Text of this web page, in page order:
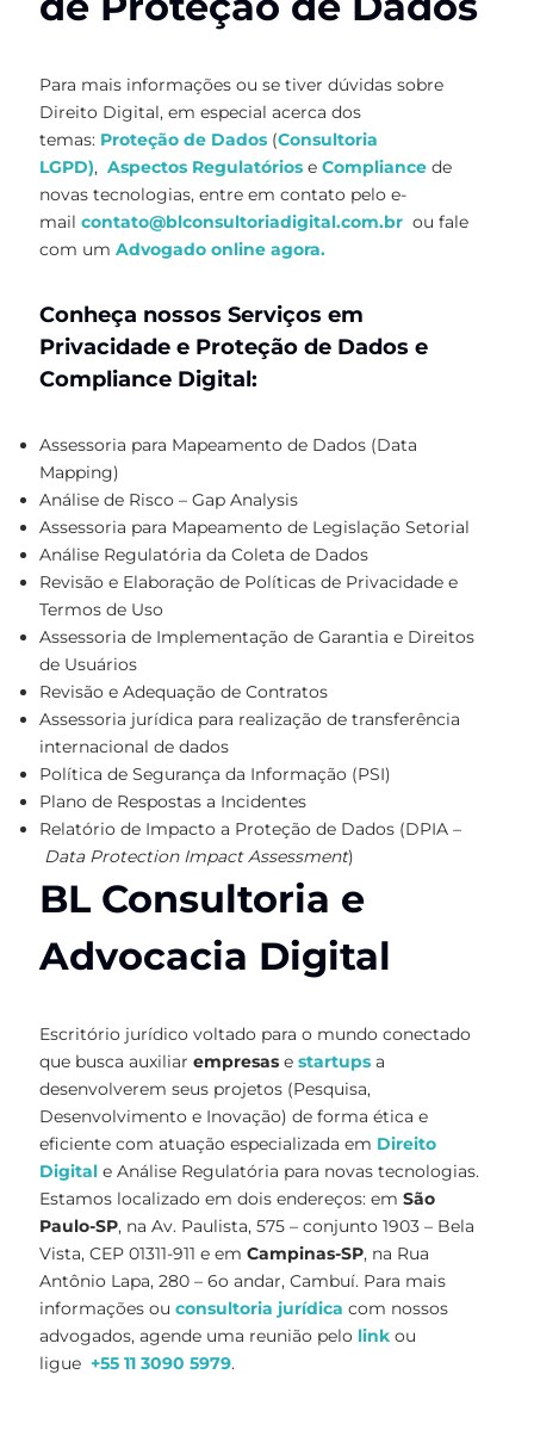
Para mais informações ou se tiver dúvidas sobre
Direito Digital, em especial acerca dos
temas: Proteção de Dados (Consultoria
LGPD), Aspectos Regulatórios e Compliance de
novas tecnologias, entre em contato pelo e-
mail contato@blconsultoriadigital.com.br ou fale
com um Advogado online agora.
Conheça nossos Serviços em
Privacidade e Proteção de Dados e
Compliance Digital:
Assessoria para Mapeamento de Dados (Data
Mapping)
Análise de Risco – Gap Analysis
Assessoria para Mapeamento de Legislação Setorial
Análise Regulatória da Coleta de Dados
Revisão e Elaboração de Políticas de Privacidade e
Termos de Uso
Assessoria de Implementação de Garantia e Direitos
de Usuários
Revisão e Adequação de Contratos
Assessoria jurídica para realização de transferência
internacional de dados
Política de Segurança da Informação (PSI)
Plano de Respostas a Incidentes
Relatório de Impacto a Proteção de Dados (DPIA –
Data Protection Impact Assessment)
BL Consultoria e
Advocacia Digital
Escritório jurídico voltado para o mundo conectado
que busca auxiliar empresas e startups a
desenvolverem seus projetos (Pesquisa,
Desenvolvimento e Inovação) de forma ética e
eficiente com atuação especializada em Direito
Digital e Análise Regulatória para novas tecnologias.
Estamos localizado em dois endereços: em São
Paulo-SP, na Av. Paulista, 575 – conjunto 1903 – Bela
Vista, CEP 01311-911 e em Campinas-SP, na Rua
Antônio Lapa, 280 – 6o andar, Cambuí. Para mais
informações ou consultoria jurídica com nossos
advogados, agende uma reunião pelo link ou
ligue +55 11 3090 5979.